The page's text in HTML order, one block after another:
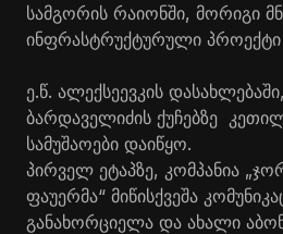
სამგორის რაიონში, მორიგი
ინფრასტრუქტურული
ე.წ. ალექსეევკის
ბარდაველიძის ქუჩებზე
სამუშაოები დაიწყო.
პირველ ეტაპზე, კომპანია
ფაუერმა“ მიწისქვეშა
განახორციელა და ახალი